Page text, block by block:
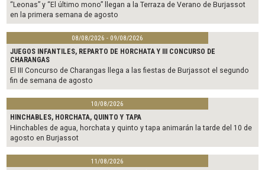
“Leonas” y “El último mono” llegan a la Terraza de Verano de Burjassot
en la primera semana de agosto
08/08/2026 - 09/08/2026
JUEGOS INFANTILES, REPARTO DE HORCHATA Y III CONCURSO DE
CHARANGAS
El III Concurso de Charangas llega a las fiestas de Burjassot el segundo
fin de semana de agosto
10/08/2026
HINCHABLES, HORCHATA, QUINTO Y TAPA
Hinchables de agua, horchata y quinto y tapa animarán la tarde del 10 de
agosto en Burjassot
11/08/2026